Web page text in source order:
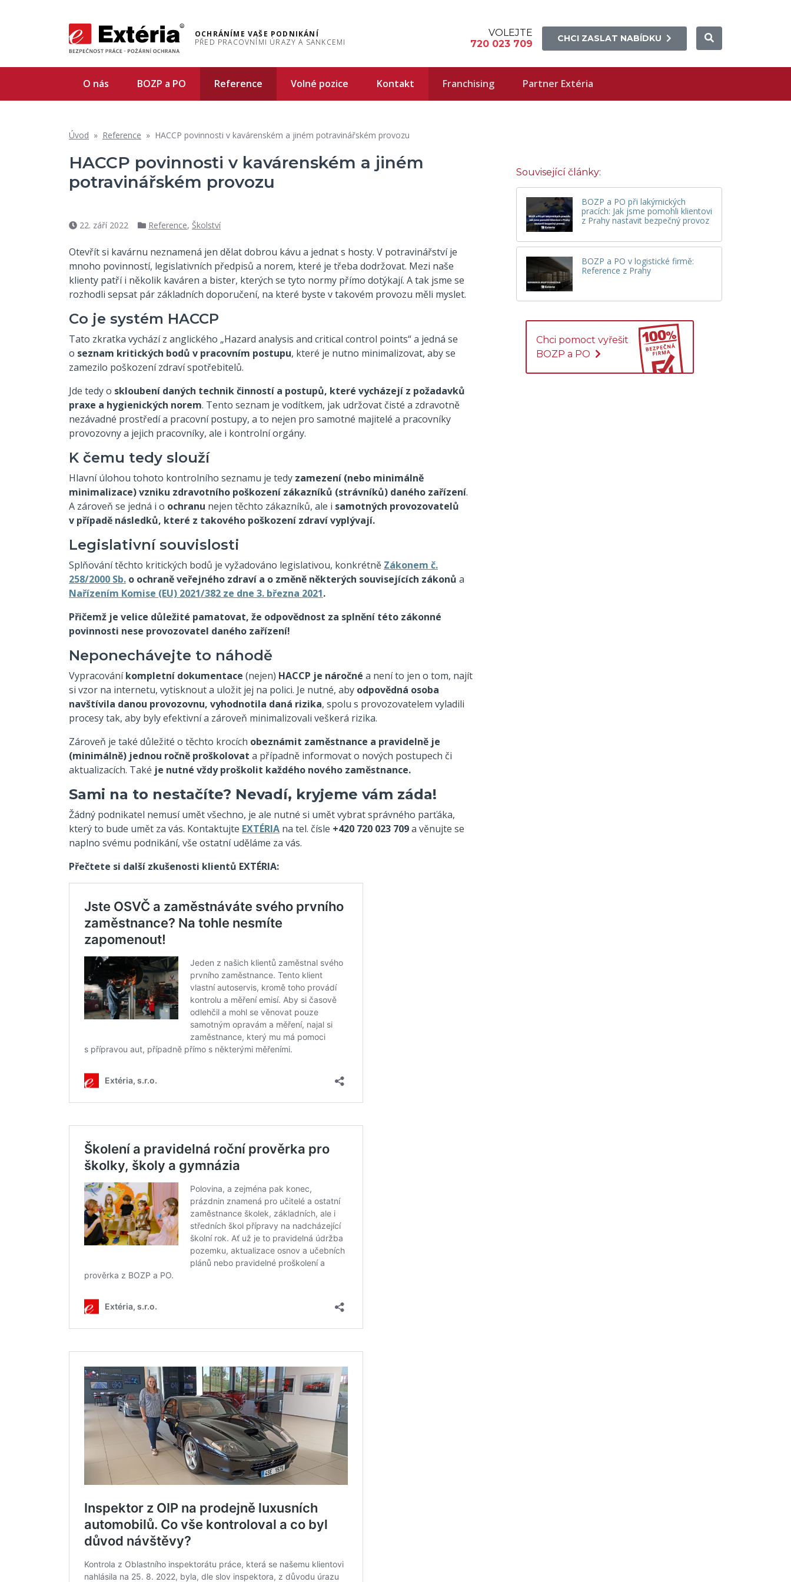
OCHRÁNÍME VAŠE PODNIKÁNÍ
PŘED PRACOVNÍMI ÚRAZY A SANKCEMI
VOLEJTE
720 023 709
CHCI ZASLAT NABÍDKU
O nás BOZP a PO Reference Volné pozice Kontakt Franchising Partner Extéria
Úvod » Reference » HACCP povinnosti v kavárenském a jiném potravinářském provozu
HACCP povinnosti v kavárenském a jiném
potravinářském provozu
Datum
22. září 2022 Rubriky
Reference, Školství
Otevřít si kavárnu neznamená jen dělat dobrou kávu a jednat s hosty. V potravinářství je
mnoho povinností, legislativních předpisů a norem, které je třeba dodržovat. Mezi naše
klienty patří i několik kaváren a bister, kterých se tyto normy přímo dotýkají. A tak jsme se
rozhodli sepsat pár základních doporučení, na které byste v takovém provozu měli myslet.
Co je systém HACCP
Tato zkratka vychází z anglického „Hazard analysis and critical control points“ a jedná se
o seznam kritických bodů v pracovním postupu, které je nutno minimalizovat, aby se
zamezilo poškození zdraví spotřebitelů.
Jde tedy o skloubení daných technik činností a postupů, které vycházejí z požadavků
praxe a hygienických norem. Tento seznam je vodítkem, jak udržovat čisté a zdravotně
nezávadné prostředí a pracovní postupy, a to nejen pro samotné majitelé a pracovníky
provozovny a jejich pracovníky, ale i kontrolní orgány.
K čemu tedy slouží
Hlavní úlohou tohoto kontrolního seznamu je tedy zamezení (nebo minimálně
minimalizace) vzniku zdravotního poškození zákazníků (strávníků) daného zařízení.
A zároveň se jedná i o ochranu nejen těchto zákazníků, ale i samotných provozovatelů
v případě následků, které z takového poškození zdraví vyplývají.
Legislativní souvislosti
Splňování těchto kritických bodů je vyžadováno legislativou, konkrétně Zákonem č.
258/2000 Sb. o ochraně veřejného zdraví a o změně některých souvisejících zákonů a
Nařízením Komise (EU) 2021/382 ze dne 3. března 2021.
Přičemž je velice důležité pamatovat, že odpovědnost za splnění této zákonné
povinnosti nese provozovatel daného zařízení!
Neponechávejte to náhodě
Vypracováníkompletní dokumentace (nejen) HACCP je náročné a není to jen o tom, najít
si vzor na internetu, vytisknout a uložit jej na polici. Je nutné, aby odpovědná osoba
navštívila danou provozovnu, vyhodnotila daná rizika, spolu s provozovatelem vyladili
procesy tak, aby byly efektivní a zároveň minimalizovali veškerá rizika.
Zároveň je také důležité o těchto krocích obeznámit zaměstnance a pravidelně je
(minimálně) jednou ročně proškolovat a případně informovat o nových postupech či
aktualizacích. Také je nutné vždy proškolit každého nového zaměstnance.
Sami na to nestačíte? Nevadí, kryjeme vám záda!
Žádný podnikatel nemusí umět všechno, je ale nutné si umět vybrat správného parťáka,
který to bude umět za vás. Kontaktujte EXTÉRIA na tel. čísle +420 720 023 709a věnujte se
naplno svému podnikání, vše ostatní uděláme za vás.
Přečtete si další zkušenosti klientů EXTÉRIA:
Související články:
BOZP a PO při lakýrnických
pracích: Jak jsme pomohli klientovi
z Prahy nastavit bezpečný provoz
BOZP a PO v logistické firmě:
Reference z Prahy
Chci pomoct vyřešit
BOZP a PO